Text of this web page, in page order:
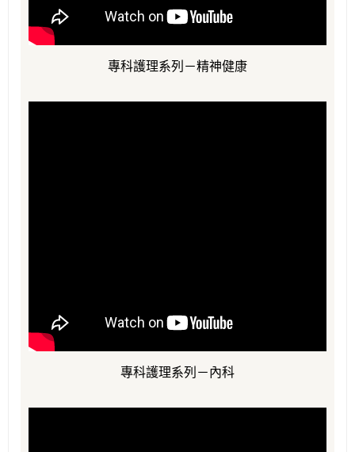
專科護理系列－精神健康
專科護理系列－內科